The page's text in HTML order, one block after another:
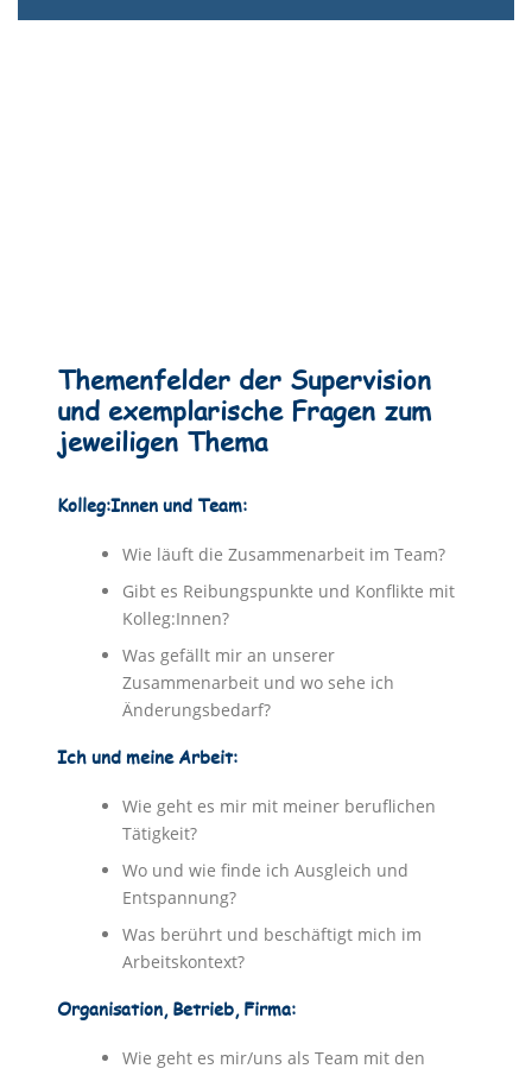
Themenfelder der Supervision
und exemplarische Fragen zum
jeweiligen Thema
Kolleg:Innen und Team:
Wie läuft die Zusammenarbeit im Team?
Gibt es Reibungspunkte und Konflikte mit
Kolleg:Innen?
Was gefällt mir an unserer
Zusammenarbeit und wo sehe ich
Änderungsbedarf?
Ich und meine Arbeit:
Wie geht es mir mit meiner beruflichen
Tätigkeit?
Wo und wie finde ich Ausgleich und
Entspannung?
Was berührt und beschäftigt mich im
Arbeitskontext?
Organisation, Betrieb, Firma:
Wie geht es mir/uns als Team mit den